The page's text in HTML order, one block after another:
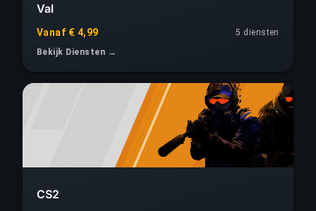
Val
Vanaf € 4,99
5 diensten
Bekijk Diensten →
CS2